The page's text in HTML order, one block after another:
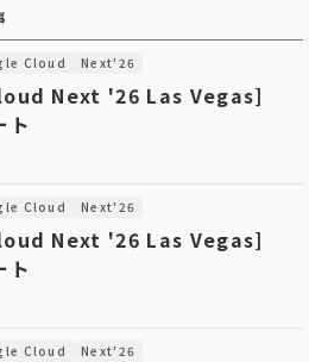
Cloud Next'26
Next '26 Las Vegas]
ト
Cloud Next'26
Next '26 Las Vegas]
ト
Cloud Next'26